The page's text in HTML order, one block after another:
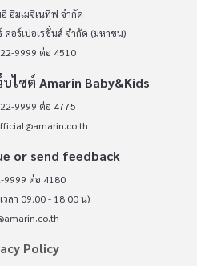
อิมเมจิเนทีฟ จำกัด
คอร์เปอเรชั่นส์ จำกัด (มหาชน)
9999 ต่อ 4510
ไซต์ Amarin Baby&Kids
9999 ต่อ 4775
or send feedback
9999 ต่อ 4180
วลา 09.00 - 18.00 น)
Policy